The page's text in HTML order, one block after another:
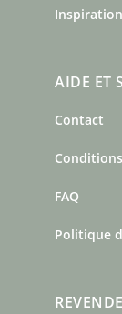
Inspiration
AIDE ET
Contact
FAQ
Politique